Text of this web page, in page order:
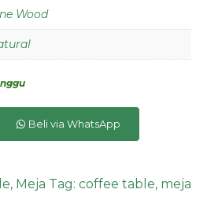
Wood
Beli via WhatsApp
, Meja Tag: coffee table, meja